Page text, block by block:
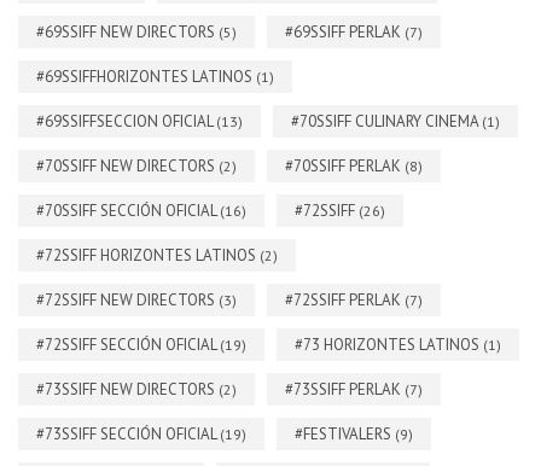
#69SSIFF NEW DIRECTORS (5) #69SSIFF PERLAK (7)
#69SSIFFHORIZONTES LATINOS (1)
#69SSIFFSECCION OFICIAL(13) #70SSIFF CULINARY CINEMA (1)
#70SSIFF NEW DIRECTORS (2) #70SSIFF PERLAK (8)
#70SSIFF SECCIÓN OFICIAL(16) #72SSIFF (26)
#72SSIFF HORIZONTES LATINOS (2)
#72SSIFF NEW DIRECTORS (3) #72SSIFF PERLAK (7)
#72SSIFF SECCIÓN OFICIAL(19) #73 HORIZONTES LATINOS (1)
#73SSIFF NEW DIRECTORS (2) #73SSIFF PERLAK (7)
#73SSIFF SECCIÓN OFICIAL(19) #FESTIVALERS (9)